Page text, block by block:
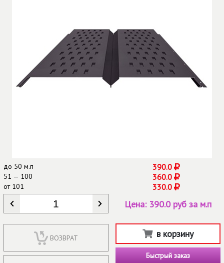
до 50 м.п 390.0
51 — 100 360.0
от101 330.0
КОЛИЧЕСТВО
ВОЗВРАТ
Цена: 390.0 руб за м.п
в корзину
Быстрый заказ